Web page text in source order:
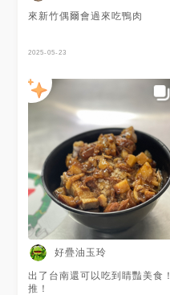
來新竹偶爾會過來吃鴨肉
2025-05-23
好疊油玉玲
出了台南還可以吃到睛豔美食！
推！